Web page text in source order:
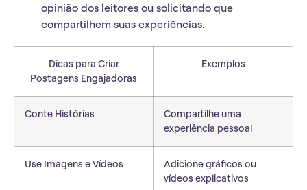
opinião dos leitores ou solicitando que
compartilhem suas experiências.
Dicas para Criar
Postagens Engajadoras
Exemplos
Conte Histórias
Compartilhe uma
experiência pessoal
Use Imagens e Vídeos
Adicione gráficos ou
vídeos explicativos